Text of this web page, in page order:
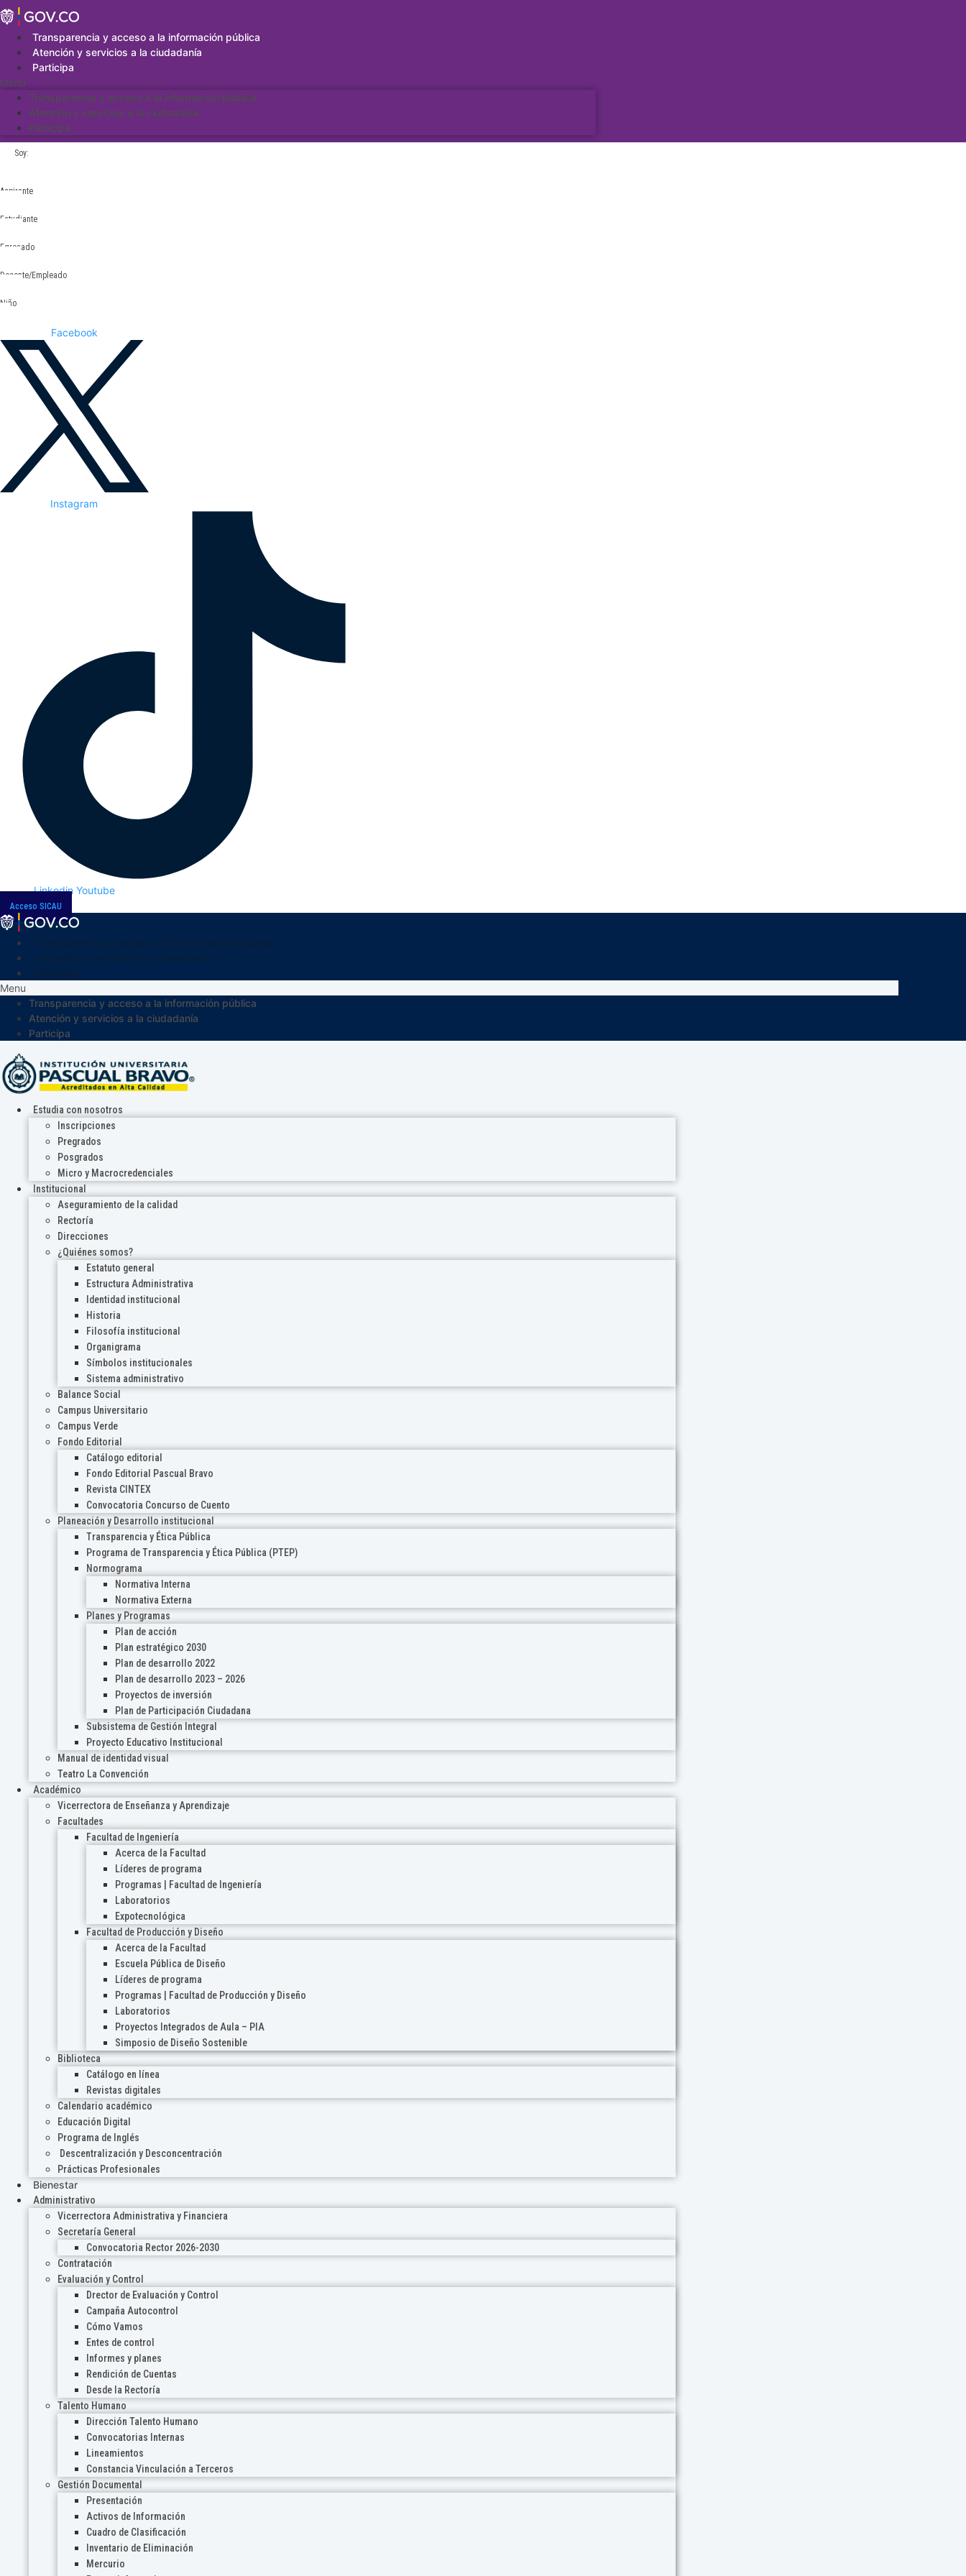
Saltar
al
contenidoTransparencia y acceso a la información pública
Atención y servicios a la ciudadanía
Participa
Menu
Transparencia y acceso a la información pública
Atención y servicios a la ciudadanía
Participa
Soy:
Aspirante
Estudiante
Egresado
Docente/Empleado
Niño
Facebook
Instagram
Linkedin Youtube
Acceso SICAU
Menu
Transparencia y acceso a la información pública
Atención y servicios a la ciudadanía
Participa
Estudia con nosotros
Inscripciones
Pregrados
Posgrados
Micro y Macrocredenciales
Institucional
Aseguramiento de la calidad
Rectoría
Direcciones
¿Quiénes somos?
Estatuto general
Estructura Administrativa
Identidad institucional
Historia
Filosofía institucional
Organigrama
Símbolos institucionales
Sistema administrativo
Balance Social
Campus Universitario
Campus Verde
Fondo Editorial
Catálogo editorial
Fondo Editorial Pascual Bravo
Revista CINTEX
Convocatoria Concurso de Cuento
Planeación y Desarrollo institucional
Transparencia y Ética Pública
Programa de Transparencia y Ética Pública (PTEP)
Normograma
Normativa Interna
Normativa Externa
Planes y Programas
Plan de acción
Plan estratégico 2030
Plan de desarrollo 2022
Plan de desarrollo 2023 – 2026
Proyectos de inversión
Plan de Participación Ciudadana
Subsistema de Gestión Integral
Proyecto Educativo Institucional
Manual de identidad visual
Teatro La Convención
Académico
Vicerrectora de Enseñanza y Aprendizaje
Facultades
Facultad de Ingeniería
Acerca de la Facultad
Líderes de programa
Programas | Facultad de Ingeniería
Laboratorios
Expotecnológica
Facultad de Producción y Diseño
Acerca de la Facultad
Escuela Pública de Diseño
Líderes de programa
Programas | Facultad de Producción y Diseño
Laboratorios
Proyectos Integrados de Aula – PIA
Simposio de Diseño Sostenible
Biblioteca
Catálogo en línea
Revistas digitales
Calendario académico
Educación Digital
Programa de Inglés
Descentralización y Desconcentración
Prácticas Profesionales
Bienestar
Administrativo
Vicerrectora Administrativa y Financiera
Secretaría General
Convocatoria Rector 2026-2030
Contratación
Evaluación y Control
Drector de Evaluación y Control
Campaña Autocontrol
Cómo Vamos
Entes de control
Informes y planes
Rendición de Cuentas
Desde la Rectoría
Talento Humano
Dirección Talento Humano
Convocatorias Internas
Lineamientos
Constancia Vinculación a Terceros
Gestión Documental
Presentación
Activos de Información
Cuadro de Clasificación
Inventario de Eliminación
Mercurio